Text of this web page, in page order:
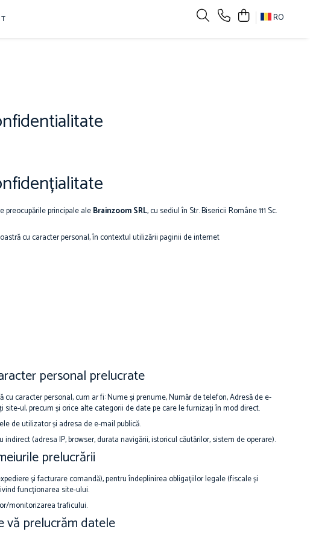
RO
preocupările principale aleBrainzoom SRL, cu sediul în Str. Bisericii Române 111 Sc.
cu caracter personal, în contextul utilizării paginii de internet
personal prelucrate
caracter personal, cum ar fi: Nume și prenume, Număr de telefon, Adresă de e-
ul, precum și orice alte categorii de date pe care le furnizați în mod direct.
de utilizator și adresa de e-mail publică.
(adresa IP, browser, durata navigării, istoricul căutărilor, sistem de operare).
prelucrării
și facturare comandă), pentru îndeplinirea obligațiilor legale (fiscale și
funcționarea site-ului.
monitorizarea traficului.
vă prelucrăm datele